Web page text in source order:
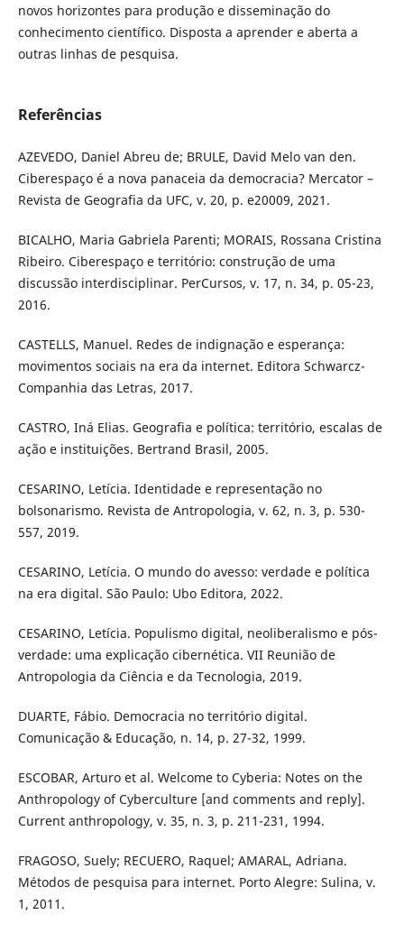
novos horizontes para produção e disseminação do
conhecimento científico. Disposta a aprender e aberta a
outras linhas de pesquisa.
Referências
AZEVEDO, Daniel Abreu de; BRULE, David Melo van den.
Ciberespaço é a nova panaceia da democracia? Mercator –
Revista de Geografia da UFC, v. 20, p. e20009, 2021.
BICALHO, Maria Gabriela Parenti; MORAIS, Rossana Cristina
Ribeiro. Ciberespaço e território: construção de uma
discussão interdisciplinar. PerCursos, v. 17, n. 34, p. 05-23,
2016.
CASTELLS, Manuel. Redes de indignação e esperança:
movimentos sociais na era da internet. Editora Schwarcz-
Companhia das Letras, 2017.
CASTRO, Iná Elias. Geografia e política: território, escalas de
ação e instituições. Bertrand Brasil, 2005.
CESARINO, Letícia. Identidade e representação no
bolsonarismo. Revista de Antropologia, v. 62, n. 3, p. 530-
557, 2019.
CESARINO, Letícia. O mundo do avesso: verdade e política
na era digital. São Paulo: Ubo Editora, 2022.
CESARINO, Letícia. Populismo digital, neoliberalismo e pós-
verdade: uma explicação cibernética. VII Reunião de
Antropologia da Ciência e da Tecnologia, 2019.
DUARTE, Fábio. Democracia no território digital.
Comunicação & Educação, n. 14, p. 27-32, 1999.
ESCOBAR, Arturo et al. Welcome to Cyberia: Notes on the
Anthropology of Cyberculture [and comments and reply].
Current anthropology, v. 35, n. 3, p. 211-231, 1994.
FRAGOSO, Suely; RECUERO, Raquel; AMARAL, Adriana.
Métodos de pesquisa para internet. Porto Alegre: Sulina, v.
1, 2011.